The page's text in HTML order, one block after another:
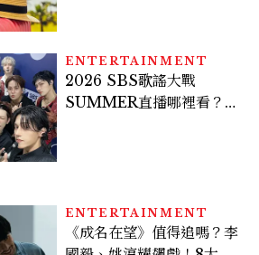
ENTERTAINMENT
2026 SBS歌謠大戰
SUMMER直播哪裡看？
ENTERTAINMENT
《成名在望》值得追嗎？李